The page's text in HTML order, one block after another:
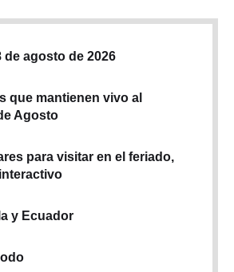
de agosto de 2026
que mantienen vivo al
Agosto
para visitar en el feriado,
y Ecuador